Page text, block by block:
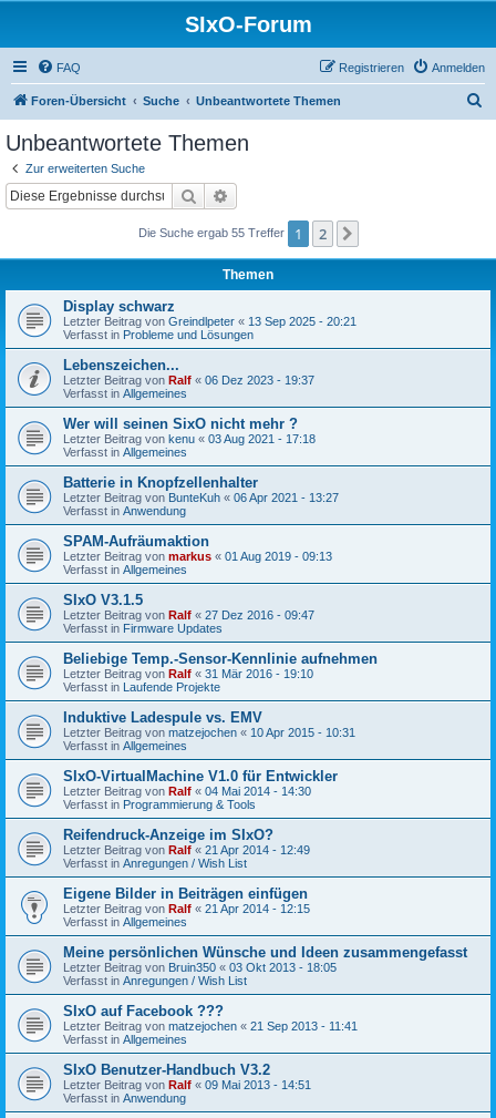
SIxO-Forum
FAQ Anmelden
Registrieren
Foren-Übersicht Suche Unbeantwortete Themen
Unbeantwortete Themen
Zur erweiterten Suche
Suche
Die Suche ergab 55 Treffer 1 2
Themen
Display schwarz
Letzter Beitrag von Greindlpeter « 13 Sep 2025 - 20:21
Verfasst in Probleme und Lösungen
Lebenszeichen...
Letzter Beitrag von Ralf « 06 Dez 2023 - 19:37
Verfasst in Allgemeines
Wer will seinen SixO nicht mehr ?
Letzter Beitrag von kenu « 03 Aug 2021 - 17:18
Verfasst in Allgemeines
Batterie in Knopfzellenhalter
Letzter Beitrag von BunteKuh « 06 Apr 2021 - 13:27
Verfasst in Anwendung
SPAM-Aufräumaktion
Letzter Beitrag von markus « 01 Aug 2019 - 09:13
Verfasst in Allgemeines
SIxO V3.1.5
Letzter Beitrag von Ralf « 27 Dez 2016 - 09:47
Verfasst in Firmware Updates
Beliebige Temp.-Sensor-Kennlinie aufnehmen
Letzter Beitrag von Ralf « 31 Mär 2016 - 19:10
Verfasst in Laufende Projekte
Induktive Ladespule vs. EMV
Letzter Beitrag von matzejochen « 10 Apr 2015 - 10:31
Verfasst in Allgemeines
SIxO-VirtualMachine V1.0 für Entwickler
Letzter Beitrag von Ralf « 04 Mai 2014 - 14:30
Verfasst in Programmierung & Tools
Reifendruck-Anzeige im SIxO?
Letzter Beitrag von Ralf « 21 Apr 2014 - 12:49
Verfasst in Anregungen / Wish List
Eigene Bilder in Beiträgen einfügen
Letzter Beitrag von Ralf « 21 Apr 2014 - 12:15
Verfasst in Allgemeines
Meine persönlichen Wünsche und Ideen zusammengefasst
Letzter Beitrag von Bruin350 « 03 Okt 2013 - 18:05
Verfasst in Anregungen / Wish List
SIxO auf Facebook ???
Letzter Beitrag von matzejochen « 21 Sep 2013 - 11:41
Verfasst in Allgemeines
SIxO Benutzer-Handbuch V3.2
Letzter Beitrag von Ralf « 09 Mai 2013 - 14:51
Verfasst in Anwendung